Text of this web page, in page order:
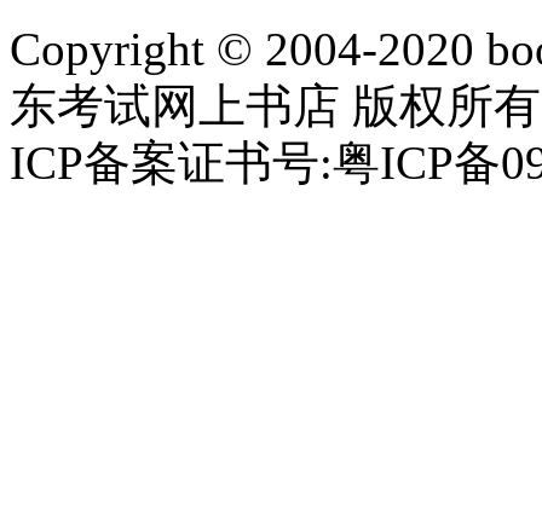
Copyright © 2004-2020
东考试网上书店 版权所有
ICP备案证书号:粤ICP备